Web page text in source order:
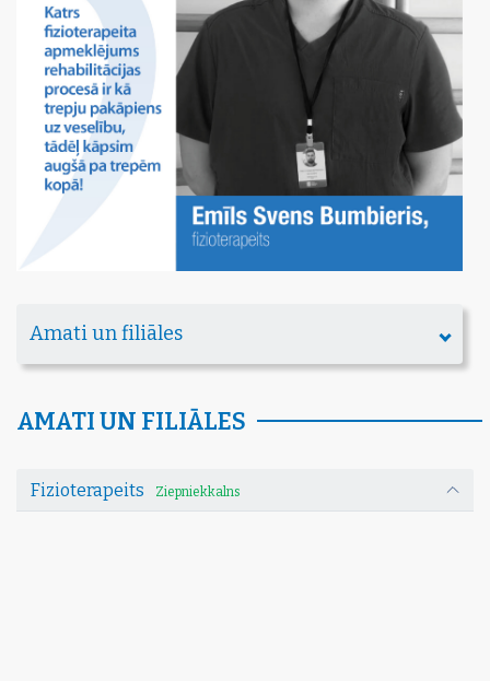
Amati un filiāles
AMATI UN FILIĀLES
Fizioterapeits Ziepniekkalns